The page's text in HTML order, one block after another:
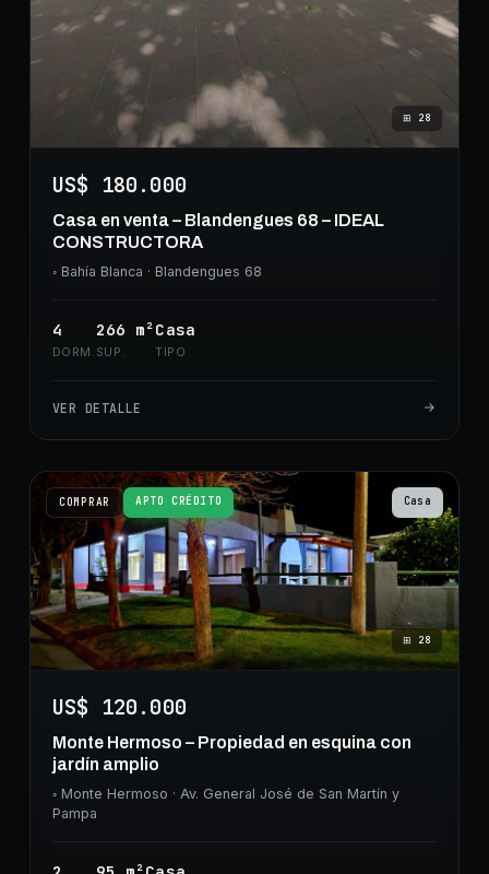
⊞ 28
US$ 180.000
Casa en venta – Blandengues 68 – IDEAL
CONSTRUCTORA
◦ Bahía Blanca · Blandengues 68
4
DORM.
266 m²
SUP.
Casa
TIPO
VER DETALLE
COMPRAR APTO CRÉDITO Casa
⊞ 28
US$ 120.000
Monte Hermoso – Propiedad en esquina con
jardín amplio
◦ Monte Hermoso · Av. General José de San Martín y
Pampa